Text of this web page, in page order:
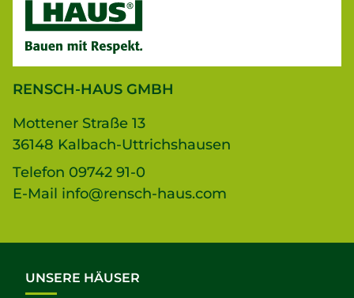
RENSCH-HAUS GMBH
Mottener Straße 13
36148 Kalbach-Uttrichshausen
Telefon 09742 91-0
E-Mail info@rensch-haus.com
UNSERE HÄUSER